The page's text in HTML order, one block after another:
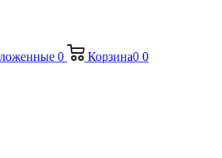
0 Корзина0 0